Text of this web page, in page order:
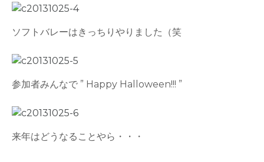
ソフトバレーはきっちりやりました（笑
参加者みんなで ” Happy Halloween!!! ”
来年はどうなることやら・・・